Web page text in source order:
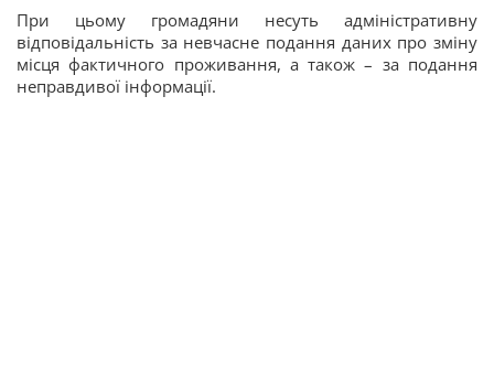
При цьому громадяни несуть адміністративну
відповідальність за невчасне подання даних про зміну
місця фактичного проживання, а також – за подання
неправдивої інформації.